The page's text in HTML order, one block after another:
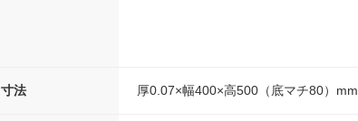
寸法 厚0.07×幅400×高500（底マチ80）mm